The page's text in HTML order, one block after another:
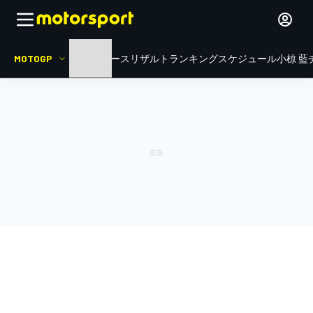
MOTOGP ニュース リザルト ランキングスケジュール小椋 藍